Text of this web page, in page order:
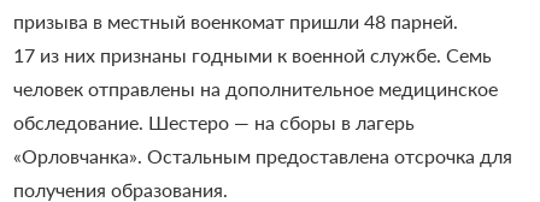
призыва в местный военкомат пришли 48 парней.
17 из них признаны годными к военной службе. Семь
человек отправлены на дополнительное медицинское
обследование. Шестеро — на сборы в лагерь
«Орловчанка». Остальным предоставлена отсрочка для
получения образования.